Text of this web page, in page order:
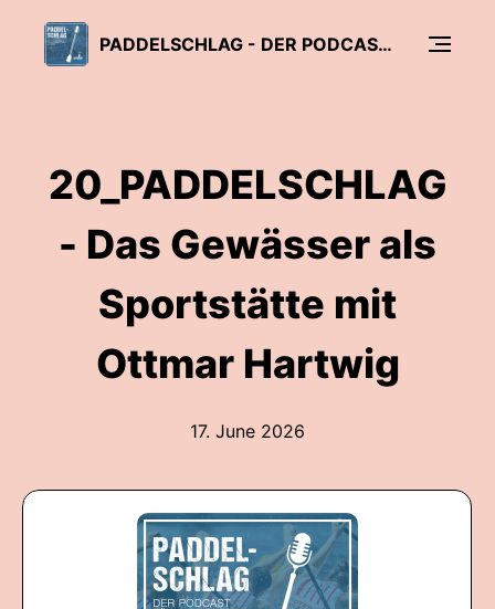
PADDELSCHLAG - DER PODCAST FÜR KANUSPORT IN NRW
20_PADDELSCHLAG
- Das Gewässer als
Sportstätte mit
Ottmar Hartwig
17. June 2026